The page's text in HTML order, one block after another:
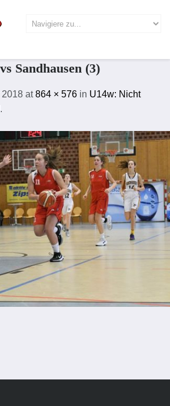
Sandhausen (3)
2018 at864 × 576 in U14w: Nicht
.